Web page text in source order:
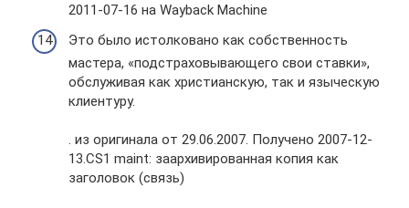
2011-07-16 на Wayback Machine
Это было истолковано как собственность
мастера, «подстраховывающего свои ставки»,
обслуживая как христианскую, так и языческую
клиентуру.
. из оригинала от 29.06.2007. Получено 2007-12-
13.CS1 maint: заархивированная копия как
заголовок (связь)